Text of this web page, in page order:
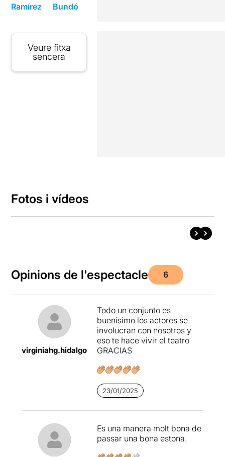
Ramírez
Bundó
Veure fitxa
sencera
Fotos i vídeos
Opinions de l'espectacle 6
virginiahg.hidalgo
Todo un conjunto es
buenísimo los actores se
involucran con nosotros y
eso te hace vivir el teatro
GRACIAS
23/01/2025
Es una manera molt bona de
passar una bona estona.